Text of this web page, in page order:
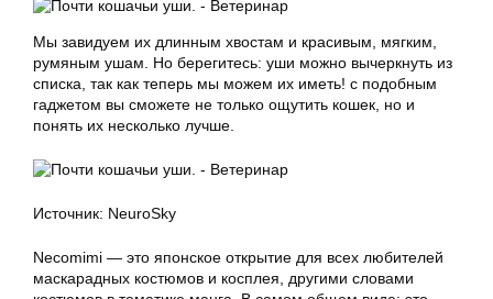
Мы завидуем их длинным хвостам и красивым, мягким,
румяным ушам. Но берегитесь: уши можно вычеркнуть из
списка, так как теперь мы можем их иметь! с подобным
гаджетом вы сможете не только ощутить кошек, но и
понять их несколько лучше.
Источник: NeuroSky
Necomimi — это японское открытие для всех любителей
маскарадных костюмов и косплея, другими словами